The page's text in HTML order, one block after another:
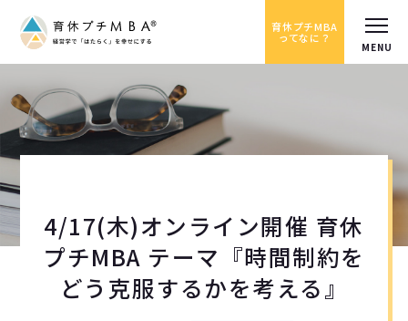
育休プチMBA
ってなに？
4/17(木)オンライン開催 育休
プチMBA テーマ『時間制約を
どう克服するかを考える』